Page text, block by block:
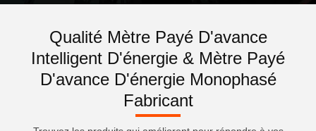
Qualité Mètre Payé D'avance
Intelligent D'énergie & Mètre Payé
D'avance D'énergie Monophasé
Fabricant